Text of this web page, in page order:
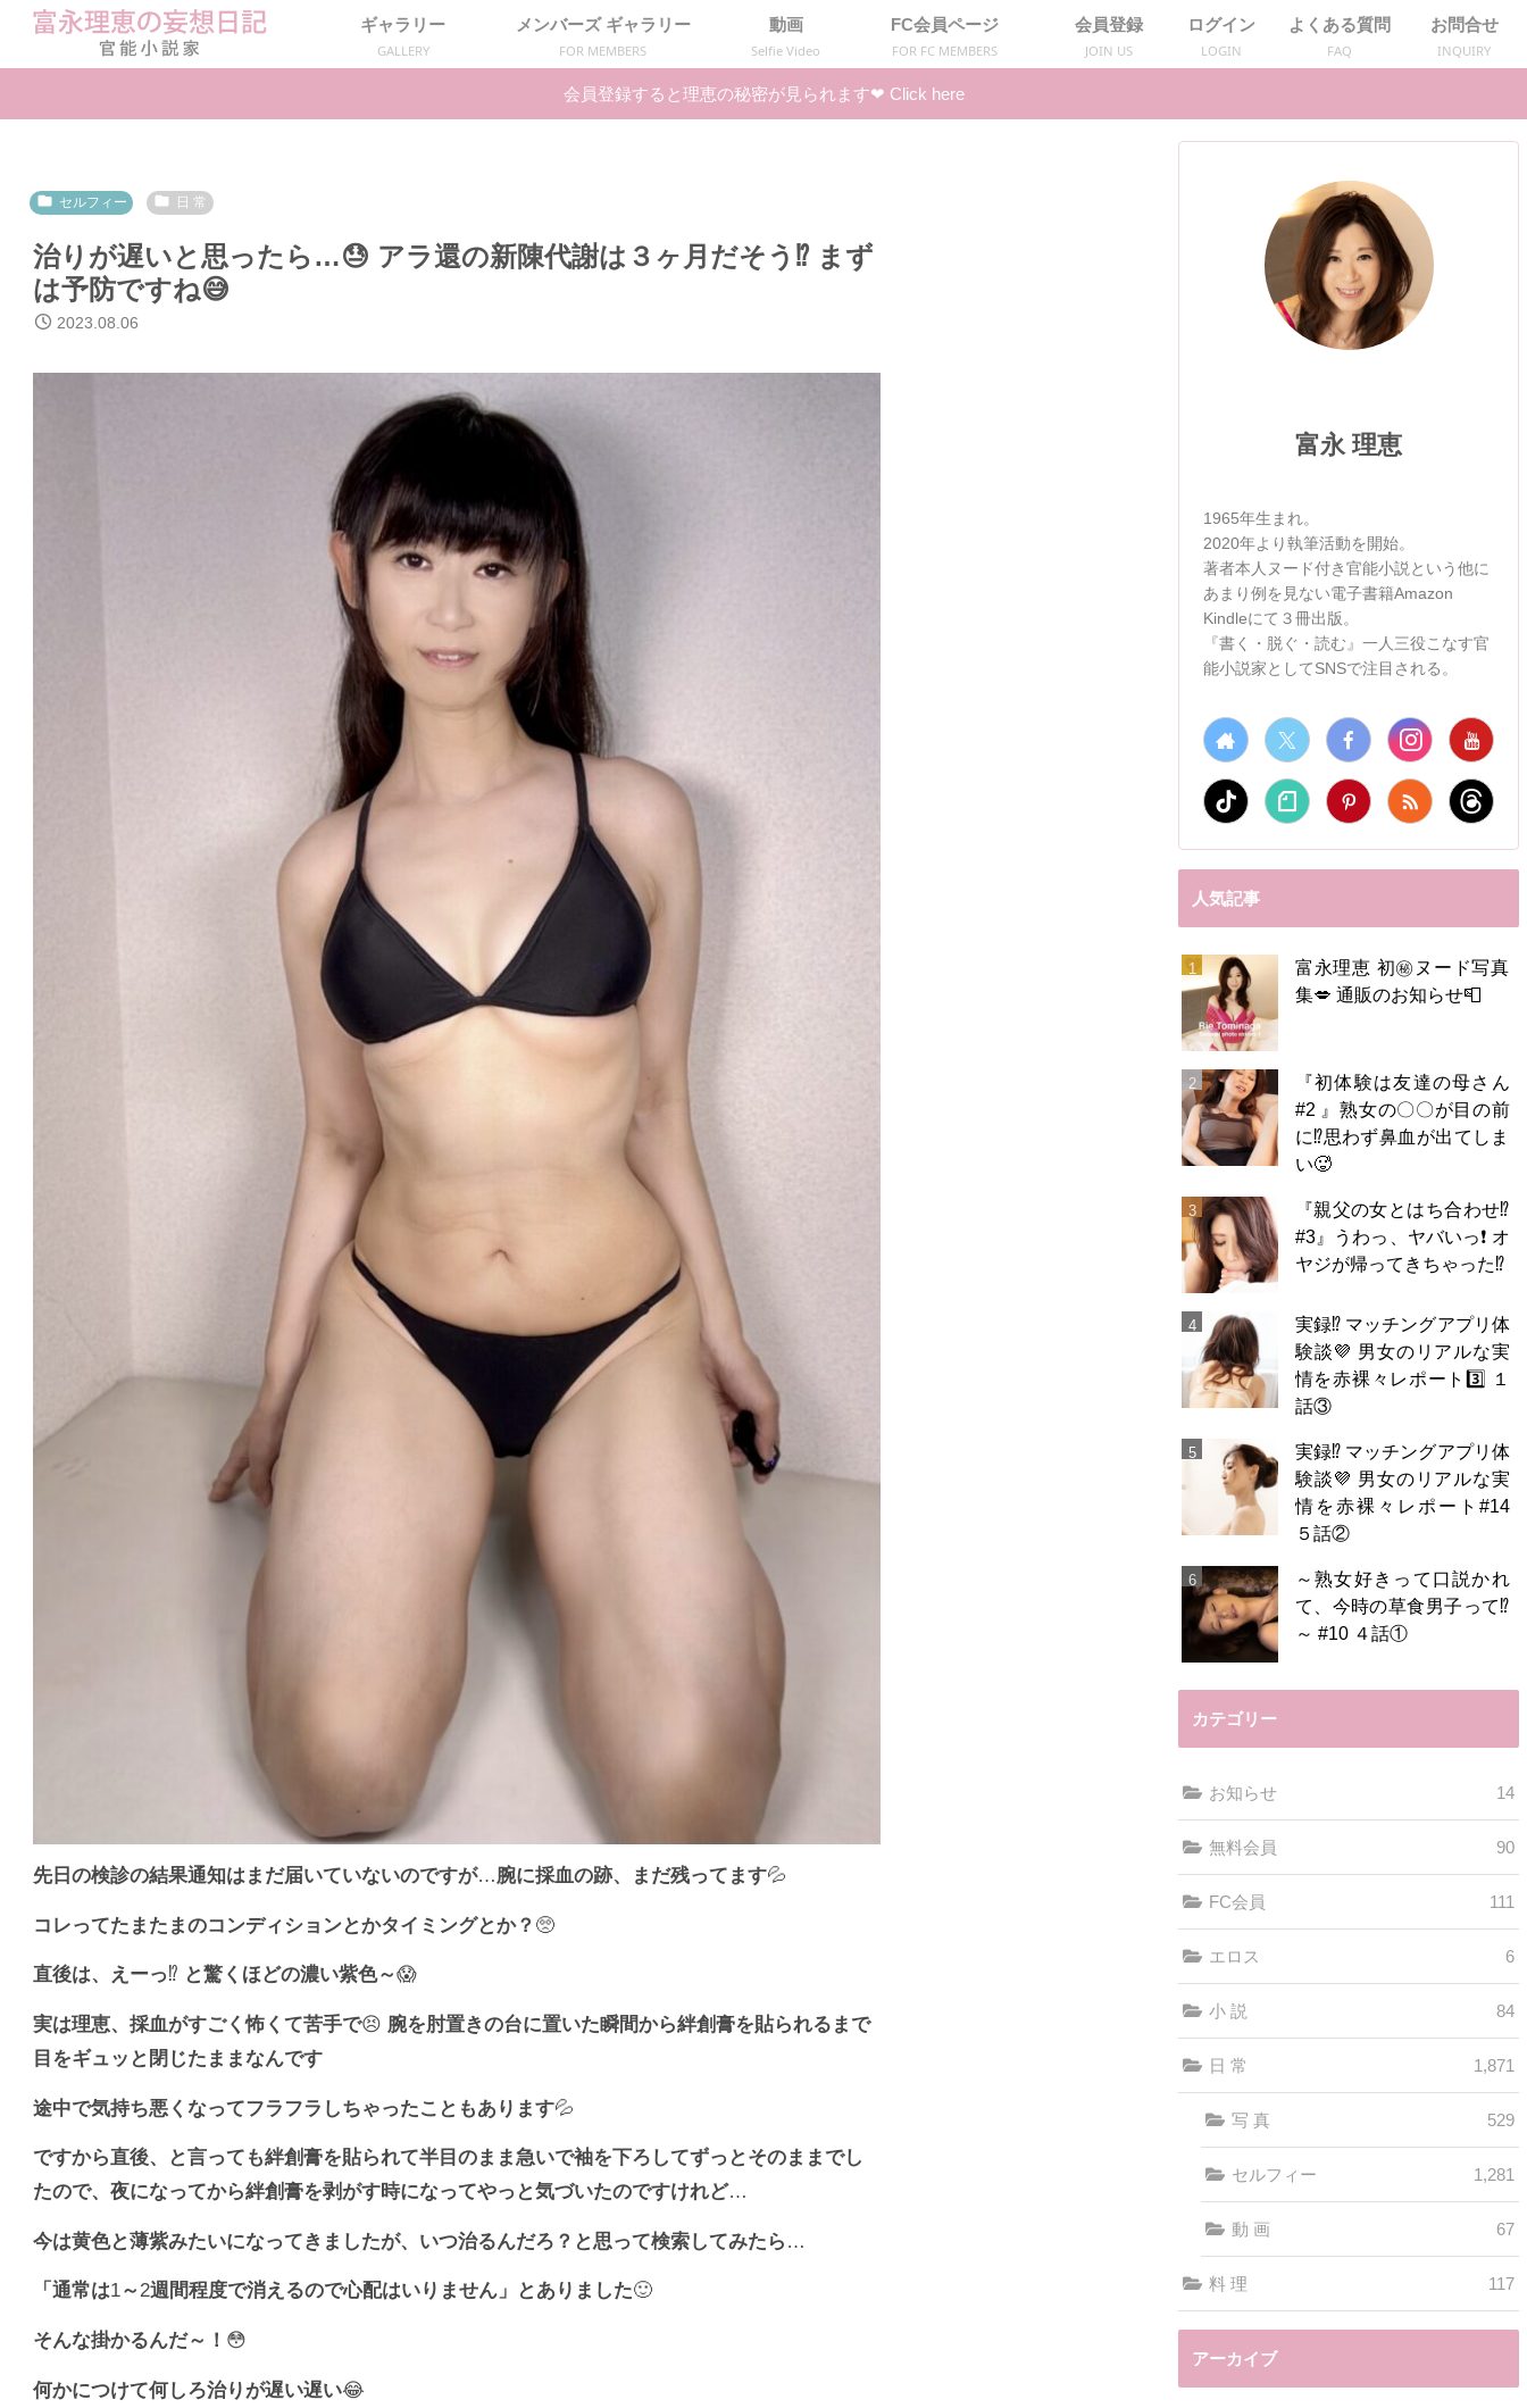
ギャラリー
GALLERY
メンバーズ ギャラリー
FOR MEMBERS
動画
Selfie Video
FC会員ページ
FOR FC MEMBERS
会員登録
JOIN US
ログイン
LOGIN
よくある質問
FAQ
お問合せ
INQUIRY
会員登録すると理恵の秘密が見られます❤︎ Click here
セルフィー 日 常
治りが遅いと思ったら…😓 アラ還の新陳代謝は３ヶ月だそう⁉️ まず
は予防ですね😅
2023.08.06
先日の検診の結果通知はまだ届いていないのですが…腕に採血の跡、まだ残ってます💦
コレってたまたまのコンディションとかタイミングとか？ 🥺
直後は、えーっ⁉️ と驚くほどの濃い紫色～😱
実は理恵、採血がすごく怖くて苦手で😣 腕を肘置きの台に置いた瞬間から絆創膏を貼られるまで
目をギュッと閉じたままなんです
途中で気持ち悪くなってフラフラしちゃったこともあります💦
ですから直後、と言っても絆創膏を貼られて半目のまま急いで袖を下ろしてずっとそのままでし
たので、夜になってから絆創膏を剥がす時になってやっと気づいたのですけれど…
今は黄色と薄紫みたいになってきましたが、いつ治るんだろ？と思って検索してみたら …
「通常は1～2週間程度で消えるので心配はいりません」とありました🙂
そんな掛かるんだ～！ 😳
何かにつけて何しろ治りが遅い遅い😂
富永 理恵
1965年生まれ。
2020年より執筆活動を開始。
著者本人ヌード付き官能小説という他に
あまり例を見ない電子書籍Amazon
Kindleにて３冊出版。
『書く・脱ぐ・読む』一人三役こなす官
能小説家としてSNSで注目される。
人気記事
富永理恵 初㊙️ヌード写真
集💋 通販のお知らせ📮
『初体験は友達の母さん
#2 』熟女の〇〇が目の前
に⁉️思わず鼻血が出てしま
い🥵
『親父の女とはち合わせ⁉︎
#3』うわっ、ヤバいっ❗️ オ
ヤジが帰ってきちゃった⁉️
実録⁉️ マッチングアプリ体
験談💜 男女のリアルな実
情を赤裸々レポート3️⃣ １
話③
実録⁉️ マッチングアプリ体
験談💜 男女のリアルな実
情を赤裸々レポート#14
５話②
～熟女好きって口説かれ
て、今時の草食男子って⁉️
～ #10 ４話①
カテゴリー
お知らせ 14
無料会員 90
FC会員 111
エロス 6
小 説 84
日 常 1,871
写 真 529
セルフィー 1,281
動 画 67
料 理 117
アーカイブ